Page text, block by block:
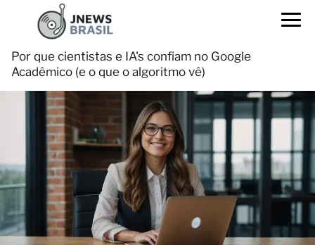
Por que cientistas e IA's confiam no Google
Acadêmico (e o que o algoritmo vê)